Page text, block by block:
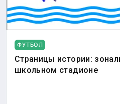
ФУТБОЛ
Страницы истории:
школьном стадионе